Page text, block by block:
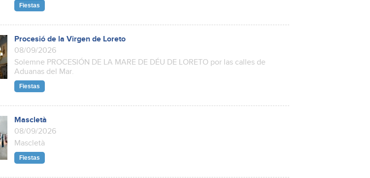
Fiestas
Procesió de la Virgen de Loreto
08/09/2026
Solemne PROCESIÓN DE LA MARE DE DÉU DE LORETO por las calles de
Aduanas del Mar.
Fiestas
Mascletà
08/09/2026
Mascletà
Fiestas